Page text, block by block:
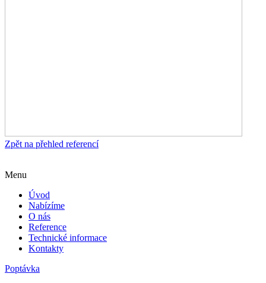
Zpět na přehled referencí
Menu
Úvod
Nabízíme
O nás
Reference
Technické informace
Kontakty
Poptávka